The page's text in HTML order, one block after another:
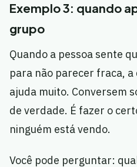
Exemplo 3: quando
grupo
Quando a pessoa sente
para não parecer fraca,
ajuda muito. Conversem
de verdade. É fazer o
ninguém está vendo.
Você pode perguntar: